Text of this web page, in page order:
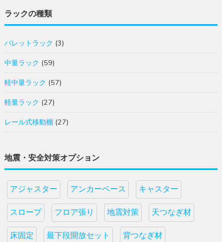
ラックの種類
パレットラック (3)
中量ラック (59)
軽中量ラック (57)
軽量ラック (27)
レール式移動棚 (27)
地震・安全対策オプション
アジャスター アンカーベース キャスター
スロープ フロア張り 地震対策 天つなぎ材
床固定 最下段開放セット 背つなぎ材